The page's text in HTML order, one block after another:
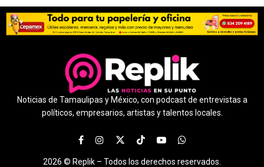
Noticias de Tamaulipas y México, con podcast de entrevistas a
políticos, empresarios, artistas y talentos locales.
2026 © Replik – Todos los derechos reservados.